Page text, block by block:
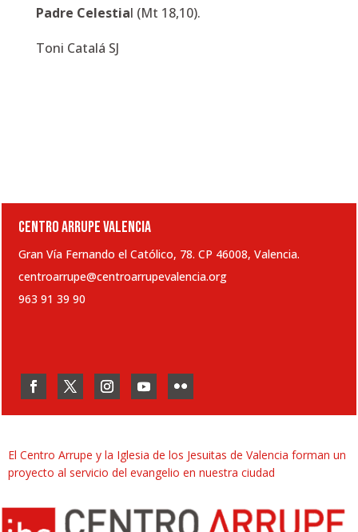
Padre Celestial (Mt 18,10).
Toni Catalá SJ
CENTRO ARRUPE VALENCIA
Gran Vía Fernando el Católico, 78. CP 46008, Valencia.
centroarrupe@centroarrupevalencia.org
963 91 39 90
El Centro Arrupe y la Iglesia de los Jesuitas de Valencia forman un
proyecto al servicio del evangelio en nuestra ciudad